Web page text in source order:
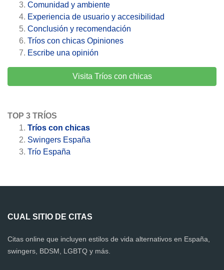
Comunidad y ambiente
Experiencia de usuario y accesibilidad
Conclusión y recomendación
Tríos con chicas Opiniones
Escribe una opinión
Visita Tríos con chicas
TOP 3 TRÍOS
Tríos con chicas
Swingers España
Trío España
CUAL SITIO DE CITAS
Citas online que incluyen estilos de vida alternativos en España,
swingers, BDSM, LGBTQ y más.